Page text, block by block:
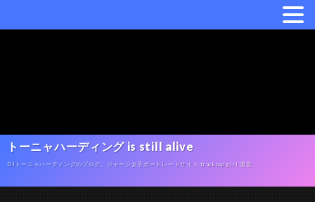
トーニャハーディング is still alive
DJトーニャハーディングのブログ。ジャージ女子ポートレートサイト tracktop girl 運営